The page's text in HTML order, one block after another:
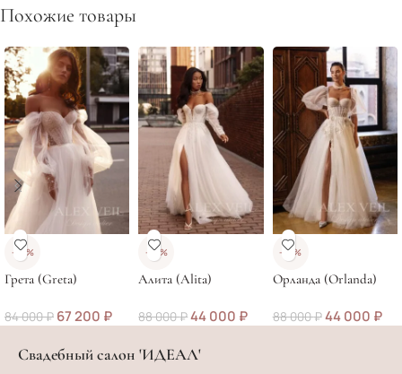
Похожие товары
-20%
Грета (Greta)
84 000₽ 67 200 ₽
-50%
Алита (Alita)
88 000₽44 000 ₽
-50%
Орланда (Orlanda)
88 000₽44 000 ₽
Свадебный салон 'ИДЕАЛ'